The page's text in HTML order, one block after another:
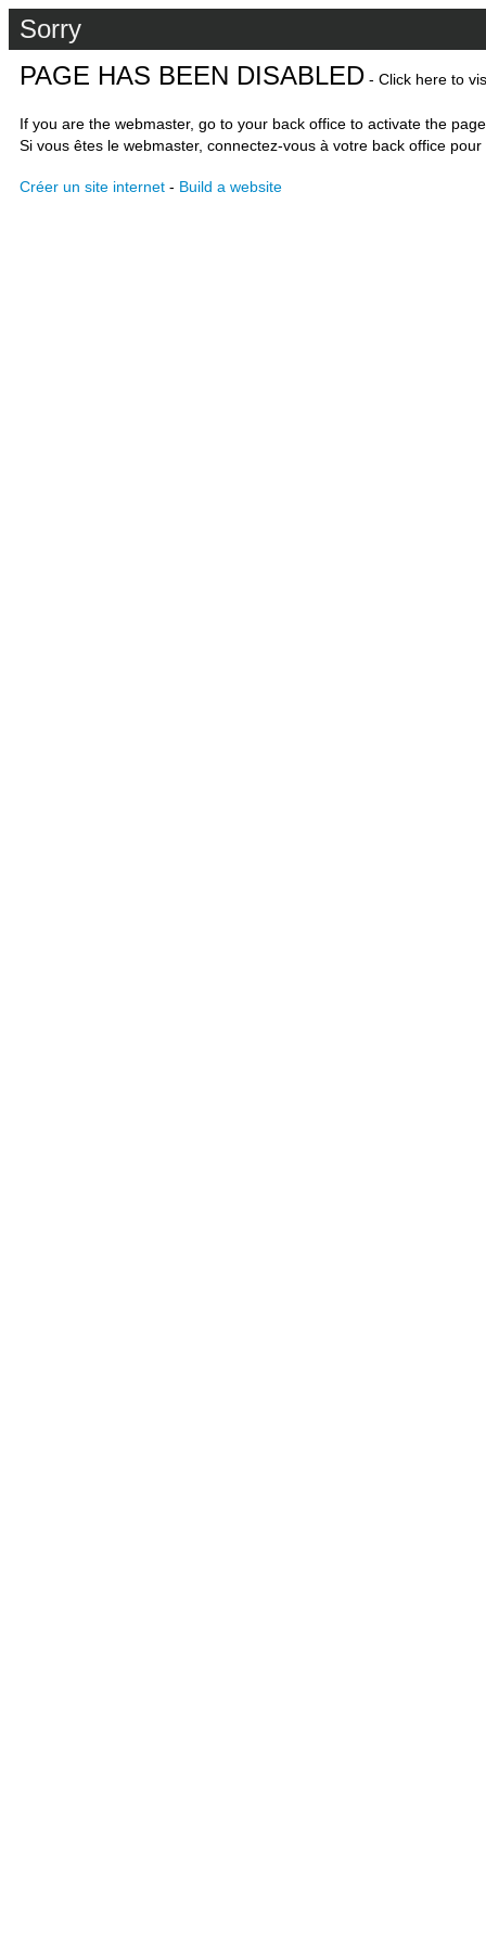
Sorry
PAGE HAS BEEN DISABLED - Click here to
If you are the webmaster, go to your back office to activate the
Si vous êtes le webmaster, connectez-vous à votre back office
Créer un site internet - Build a website